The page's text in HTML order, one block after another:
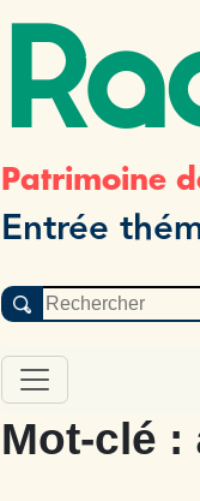
Patrimoine
Entrée
Mot-clé :